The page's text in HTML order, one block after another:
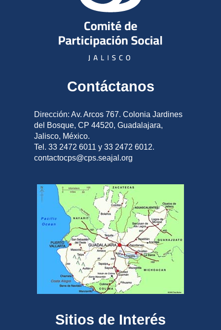
Contáctanos
Dirección: Av. Arcos 767. Colonia Jardines
del Bosque, CP 44520, Guadalajara,
Jalisco, México.
Tel. 33 2472 6011 y 33 2472 6012.
contactocps@cps.seajal.org
Sitios de Interés